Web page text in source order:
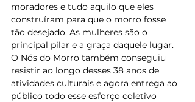
moradores e tudo aquilo que eles
construíram para que o morro fosse
tão desejado. As mulheres são o
principal pilar e a graça daquele lugar.
O Nós do Morro também conseguiu
resistir ao longo desses 38 anos de
atividades culturais e agora entrega ao
público todo esse esforço coletivo